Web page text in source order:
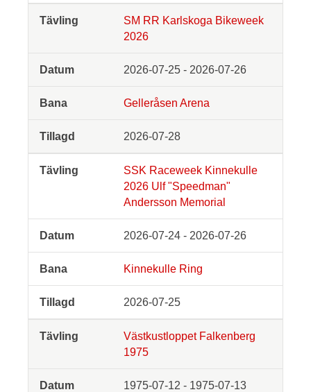
SM RR Karlskoga Bikeweek
2026
2026-07-25 - 2026-07-26
Gelleråsen Arena
2026-07-28
SSK Raceweek Kinnekulle
2026 Ulf "Speedman"
Andersson Memorial
2026-07-24 - 2026-07-26
Kinnekulle Ring
2026-07-25
Västkustloppet Falkenberg
1975
1975-07-12 - 1975-07-13